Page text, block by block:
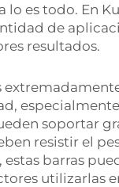
es todo. En
de
resultados.
soportar
resistir el
barras
utilizarlas